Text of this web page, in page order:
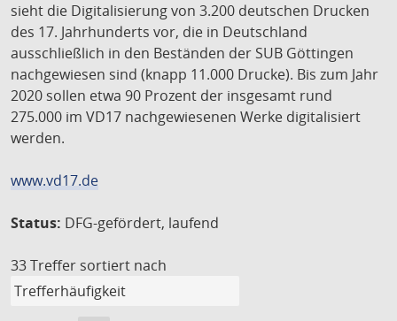
sieht die Digitalisierung von 3.200 deutschen Drucken
des 17. Jahrhunderts vor, die in Deutschland
ausschließlich in den Beständen der SUB Göttingen
nachgewiesen sind (knapp 11.000 Drucke). Bis zum Jahr
2020 sollen etwa 90 Prozent der insgesamt rund
275.000 im VD17 nachgewiesenen Werke digitalisiert
werden.
www.vd17.de
Status: DFG-gefördert, laufend
33 Treffer sortiert nach